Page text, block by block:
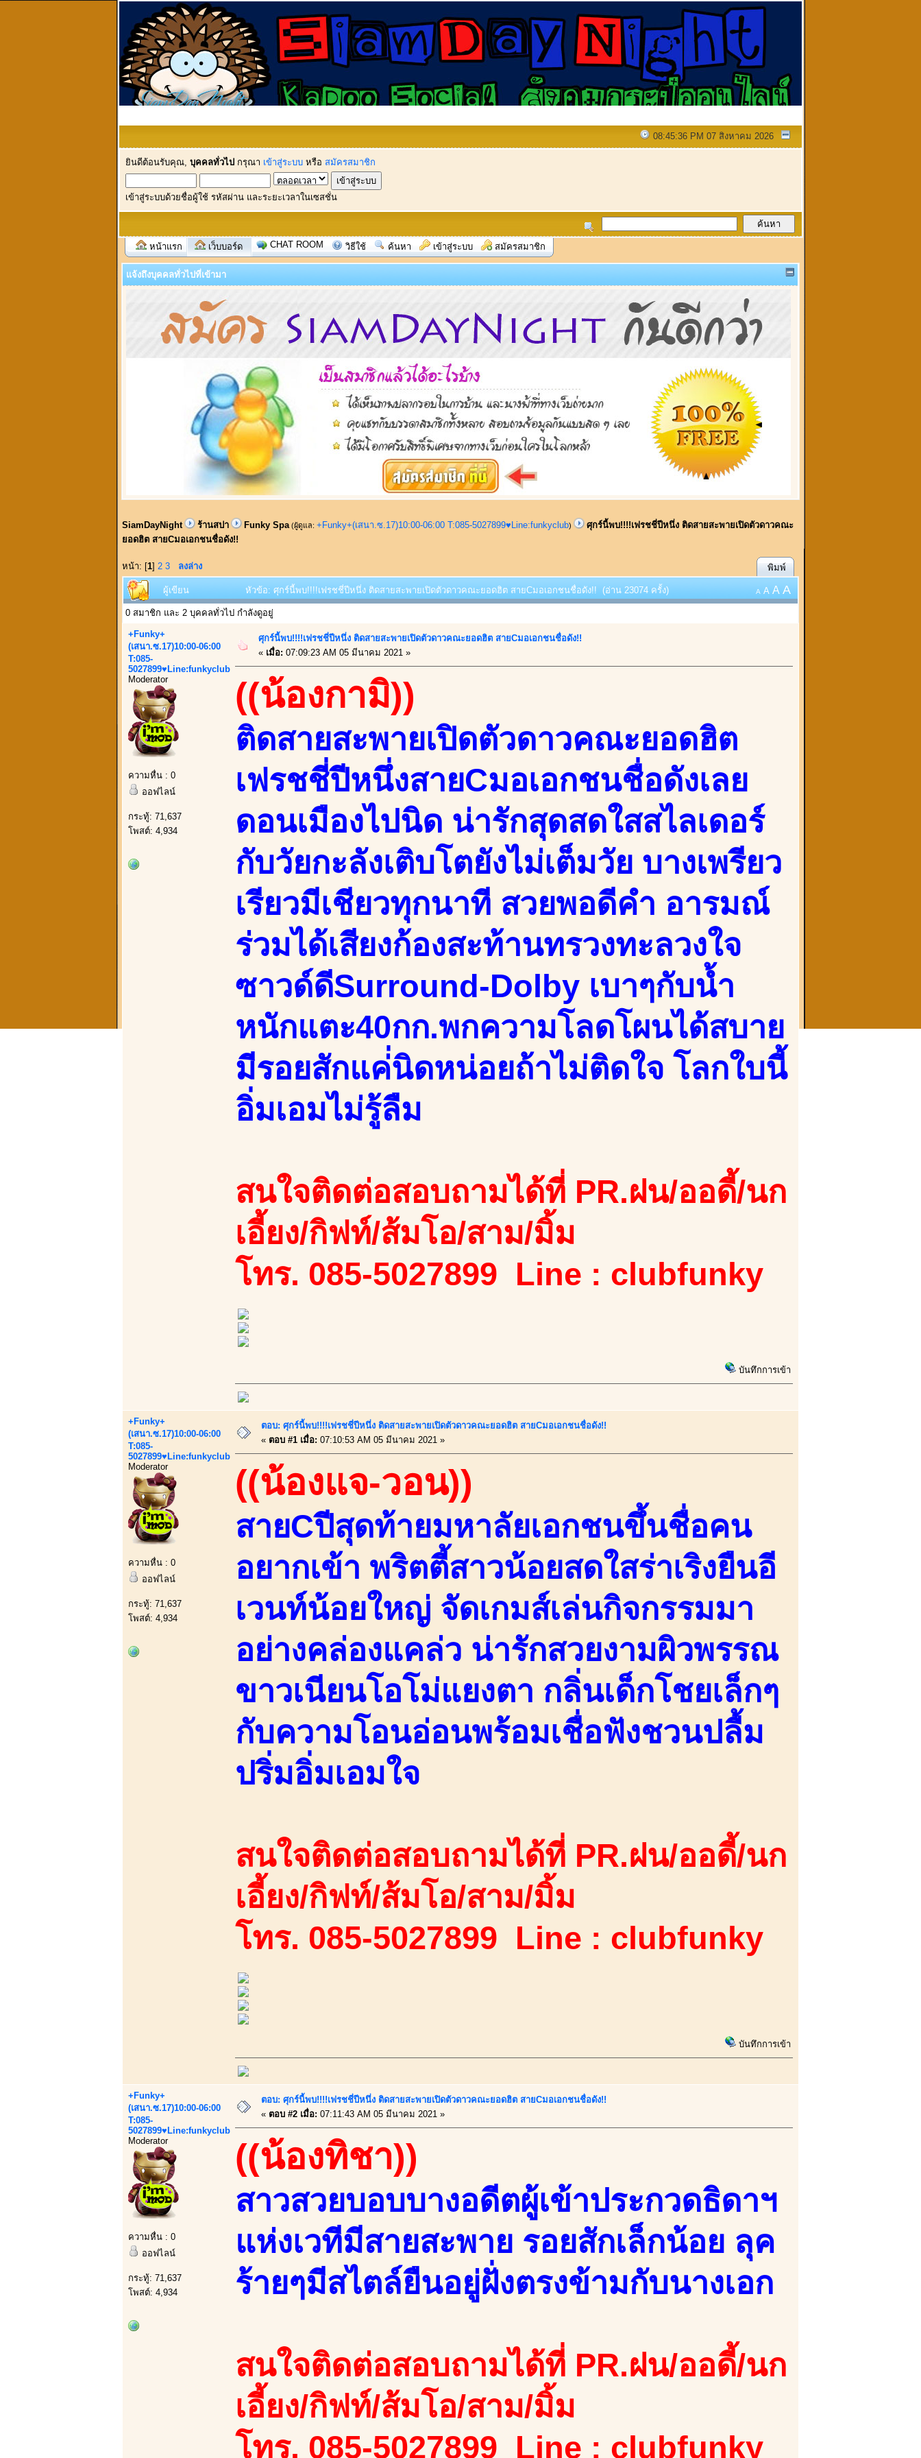
08:45:36 PM 07 สิงหาคม 2026
ยินดีต้อนรับคุณ, บุคคลทั่วไป กรุณา เข้าสู่ระบบ หรือ สมัครสมาชิก
เข้าสู่ระบบด้วยชื่อผู้ใช้ รหัสผ่าน และระยะเวลาในเซสชั่น
หน้าแรก เว็บบอร์ด CHAT ROOM วิธีใช้ ค้นหา เข้าสู่ระบบ สมัครสมาชิก
แจ้งถึงบุคคลทั่วไปที่เข้ามา
SiamDayNight ร้านสปา Funky Spa (ผู้ดูแล: +Funky+(เสนา.ซ.17)10:00-06:00 T:085-5027899♥Line:funkyclub)
ศุกร์นี้พบ!!!!เฟรชชี่ปีหนึ่ง ติดสายสะพายเปิดตัวดาวคณะ
ยอดฮิต สายCมอเอกชนชื่อดัง!!
หน้า: [1] 2 3 ลงล่าง พิมพ์
ผู้เขียน หัวข้อ: ศุกร์นี้พบ!!!!เฟรชชี่ปีหนึ่ง ติดสายสะพายเปิดตัวดาวคณะยอดฮิต สายCมอเอกชนชื่อดัง!! (อ่าน 23074 ครั้ง) A A A A
0 สมาชิก และ 2 บุคคลทั่วไป กำลังดูอยู่
+Funky+
(เสนา.ซ.17)10:00-06:00
T:085-
5027899♥Line:funkyclub
Moderator
ความหื่น : 0
ออฟไลน์
กระทู้: 71,637
โพสต์: 4,934
ศุกร์นี้พบ!!!!เฟรชชี่ปีหนึ่ง ติดสายสะพายเปิดตัวดาวคณะยอดฮิต สายCมอเอกชนชื่อดัง!!
« เมื่อ: 07:09:23 AM 05 มีนาคม 2021 »
((น้องกามิ))
ติดสายสะพายเปิดตัวดาวคณะยอดฮิต
เฟรชชี่ปีหนึ่งสายCมอเอกชนชื่อดังเลย
ดอนเมืองไปนิด น่ารักสุดสดใสสไลเดอร์
กับวัยกะลังเติบโตยังไม่เต็มวัย บางเพรียว
เรียวมีเชียวทุกนาที สวยพอดีคำ อารมณ์
ร่วมได้เสียงก้องสะท้านทรวงทะลวงใจ
ซาวด์ดีSurround-Dolby เบาๆกับน้ำ
หนักแตะ40กก.พกความโลดโผนได้สบาย
มีรอยสักแค่่นิดหน่อยถ้าไม่ติดใจ โลกใบนี้
อิ่มเอมไม่รู้ลืม
สนใจติดต่อสอบถามได้ที่ PR.ฝน/ออดี้/นก
เอี้ยง/กิฟท์/ส้มโอ/สาม/มิ้ม
โทร. 085-5027899 Line : clubfunky
บันทึกการเข้า
+Funky+
(เสนา.ซ.17)10:00-06:00
T:085-
5027899♥Line:funkyclub
Moderator
ความหื่น : 0
ออฟไลน์
กระทู้: 71,637
โพสต์: 4,934
ตอบ: ศุกร์นี้พบ!!!!เฟรชชี่ปีหนึ่ง ติดสายสะพายเปิดตัวดาวคณะยอดฮิต สายCมอเอกชนชื่อดัง!!
« ตอบ #1 เมื่อ: 07:10:53 AM 05 มีนาคม 2021 »
((น้องแจ-วอน))
สายCปีสุดท้ายมหาลัยเอกชนขึ้นชื่อคน
อยากเข้า พริตตี้สาวน้อยสดใสร่าเริงยืนอี
เวนท์น้อยใหญ่ จัดเกมส์เล่นกิจกรรมมา
อย่างคล่องแคล่ว น่ารักสวยงามผิวพรรณ
ขาวเนียนโอโม่แยงตา กลิ่นเด็กโชยเล็กๆ
กับความโอนอ่อนพร้อมเชื่อฟังชวนปลื้ม
ปริ่มอิ่มเอมใจ
สนใจติดต่อสอบถามได้ที่ PR.ฝน/ออดี้/นก
เอี้ยง/กิฟท์/ส้มโอ/สาม/มิ้ม
โทร. 085-5027899 Line : clubfunky
บันทึกการเข้า
+Funky+
(เสนา.ซ.17)10:00-06:00
T:085-
5027899♥Line:funkyclub
Moderator
ความหื่น : 0
ออฟไลน์
กระทู้: 71,637
โพสต์: 4,934
ตอบ: ศุกร์นี้พบ!!!!เฟรชชี่ปีหนึ่ง ติดสายสะพายเปิดตัวดาวคณะยอดฮิต สายCมอเอกชนชื่อดัง!!
« ตอบ #2 เมื่อ: 07:11:43 AM 05 มีนาคม 2021 »
((น้องทิชา))
สาวสวยบอบบางอดีตผู้เข้าประกวดธิดาฯ
แห่งเวทีมีสายสะพาย รอยสักเล็กน้อย ลุค
ร้ายๆมีสไตล์ยืนอยู่ฝั่งตรงข้ามกับนางเอก
สนใจติดต่อสอบถามได้ที่ PR.ฝน/ออดี้/นก
เอี้ยง/กิฟท์/ส้มโอ/สาม/มิ้ม
โทร. 085-5027899 Line : clubfunky